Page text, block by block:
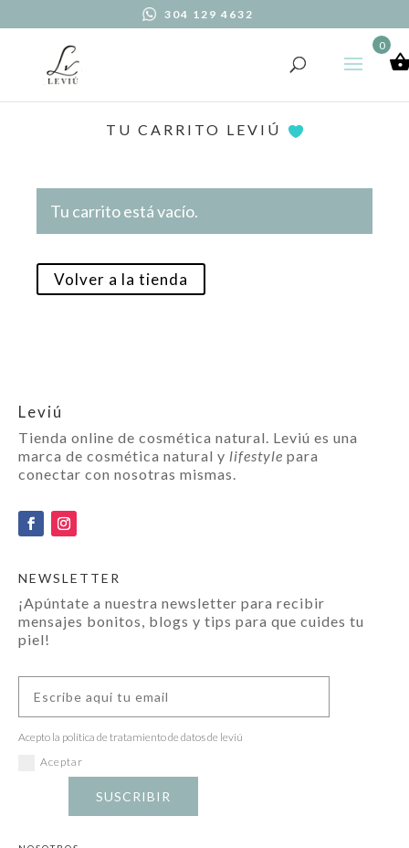
304 129 4632
TU CARRITO LEVIÚ
Tu carrito está vacío.
Volver a la tienda
Leviú
Tienda online de cosmética natural. Leviú es una
marca de cosmética natural y lifestyle para
conectar con nosotras mismas.
NEWSLETTER
¡Apúntate a nuestra newsletter para recibir
mensajes bonitos, blogs y tips para que cuides tu
piel!
Acepto la política de tratamiento de datos de leviú
Aceptar
SUSCRIBIR
0